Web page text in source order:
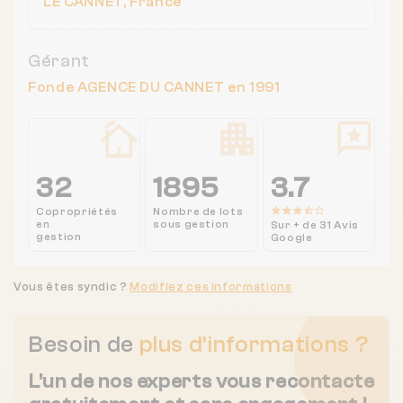
Gérant
Fonde AGENCE DU CANNET en 1991
32
Copropriétés
en
gestion
1895
Nombre de lots
sous gestion
3.7
Sur + de 31 Avis
Google
Besoin de plus d'informations ?
L'un de nos experts vous recontacte
Vous êtes syndic ? Modifiez ces informations